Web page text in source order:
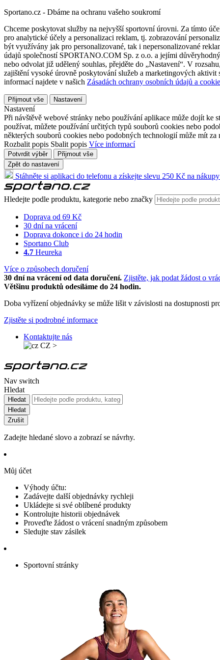
Sportano.cz - Dbáme na ochranu vašeho soukromí
Chceme poskytovat služby na nejvyšší sportovní úrovni. Za tímto
pro analytické účely a personalizaci reklam, tj. zobrazování
být využívány jak pro personalizované, tak i nepersonalizované
údajů společností SPORTANO.COM Sp. z o.o. a jejími
nebo odvolat již udělený souhlas, přejděte do „Nastavení“. V
zajištění vysoké úrovně poskytování služeb a marketingových
informací najdete v našich Zásadách ochrany osobních údajů a
Přijmout vše Nastavení
Nastavení
Při návštěvě webové stránky nebo používání aplikace může dojít ke
používat, můžete používání určitých typů souborů cookies nebo
některých souborů cookies nebo podobných technologií může mít
Rozbalit popis Sbalit popis Více informací
Potvrdit výběr
Přijmout vše
Zpět do nastavení
Stáhněte si aplikaci do telefonu a získejte slevu 250 Kč na
Hledejte podle produktu, kategorie nebo značky
Doprava od 69 Kč
30 dní na vrácení
Doprava dokonce i do 24 hodin
Sportano Club
4.7 Heureka
Více o způsobech doručení
30 dní na vrácení od data doručení. Zjistěte, jak podat žádost o
Většinu produktů odesíláme do 24 hodin.
Doba vyřízení objednávky se může lišit v závislosti na dostupnosti
Zjistěte si podrobné informace
Kontaktujte nás
CZ >
Nav switch
Hledat
Hledat
Hledat
Zrušit
Zadejte hledané slovo a zobrazí se návrhy.
Můj účet
Výhody účtu:
Zadávejte další objednávky rychleji
Ukládejte si své oblíbené produkty
Kontrolujte historii objednávek
Proveďte žádost o vrácení snadným způsobem
Sledujte stav zásilek
Sportovní stránky